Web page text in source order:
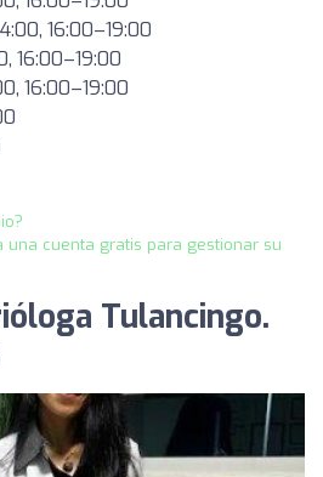
16:00–19:00
16:00–19:00
16:00–19:00
una cuenta gratis para gestionar su
Tulancingo.